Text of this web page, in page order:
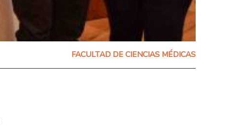
FACULTAD DE CIENCIAS MÉDICAS